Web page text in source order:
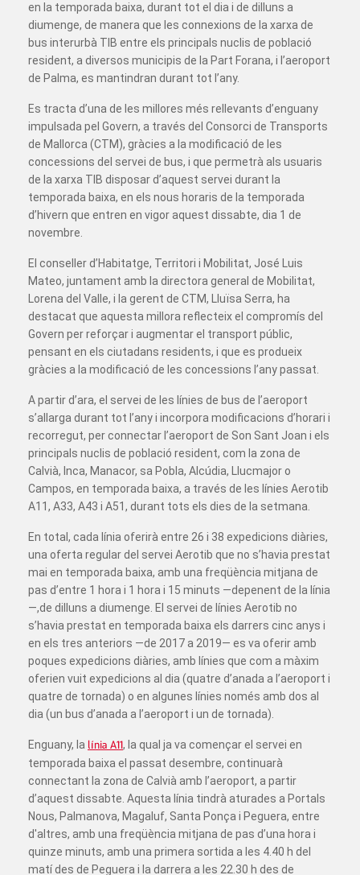
en la temporada baixa, durant tot el dia i de dilluns a
diumenge, de manera que les connexions de la xarxa de
bus interurbà TIB entre els principals nuclis de població
resident, a diversos municipis de la Part Forana, i l’aeroport
de Palma, es mantindran durant tot l’any.
Es tracta d’una de les millores més rellevants d’enguany
impulsada pel Govern, a través del Consorci de Transports
de Mallorca (CTM), gràcies a la modificació de les
concessions del servei de bus, i que permetrà als usuaris
de la xarxa TIB disposar d’aquest servei durant la
temporada baixa, en els nous horaris de la temporada
d’hivern que entren en vigor aquest dissabte, dia 1 de
novembre.
El conseller d’Habitatge, Territori i Mobilitat, José Luis
Mateo, juntament amb la directora general de Mobilitat,
Lorena del Valle, i la gerent de CTM, Lluïsa Serra, ha
destacat que aquesta millora reflecteix el compromís del
Govern per reforçar i augmentar el transport públic,
pensant en els ciutadans residents, i que es produeix
gràcies a la modificació de les concessions l’any passat.
A partir d’ara, el servei de les línies de bus de l’aeroport
s’allarga durant tot l’any i incorpora modificacions d’horari i
recorregut, per connectar l’aeroport de Son Sant Joan i els
principals nuclis de població resident, com la zona de
Calvià, Inca, Manacor, sa Pobla, Alcúdia, Llucmajor o
Campos, en temporada baixa, a través de les línies Aerotib
A11, A33, A43 i A51, durant tots els dies de la setmana.
En total, cada línia oferirà entre 26 i 38 expedicions diàries,
una oferta regular del servei Aerotib que no s’havia prestat
mai en temporada baixa, amb una freqüència mitjana de
pas d’entre 1 hora i 1 hora i 15 minuts —depenent de la línia
—,de dilluns a diumenge. El servei de línies Aerotib no
s’havia prestat en temporada baixa els darrers cinc anys i
en els tres anteriors —de 2017 a 2019— es va oferir amb
poques expedicions diàries, amb línies que com a màxim
oferien vuit expedicions al dia (quatre d’anada a l’aeroport i
quatre de tornada) o en algunes línies només amb dos al
dia (un bus d’anada a l’aeroport i un de tornada).
Enguany, la línia A11, la qual ja va començar el servei en
temporada baixa el passat desembre, continuarà
connectant la zona de Calvià amb l’aeroport, a partir
d’aquest dissabte. Aquesta línia tindrà aturades a Portals
Nous, Palmanova, Magaluf, Santa Ponça i Peguera, entre
d'altres, amb una freqüència mitjana de pas d’una hora i
quinze minuts, amb una primera sortida a les 4.40 h del
matí des de Peguera i la darrera a les 22.30 h des de